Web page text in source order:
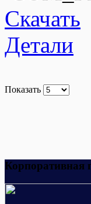
Скачать
Детали
Показать
Корпоративная